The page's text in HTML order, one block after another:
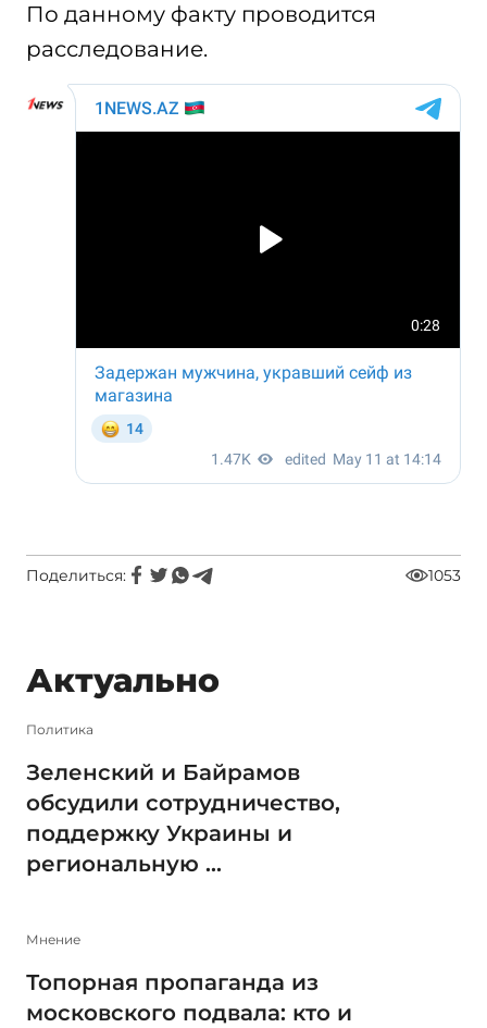
По данному факту проводится
расследование.
Поделиться: 1053
Актуально
Политика
Зеленский и Байрамов
обсудили сотрудничество,
поддержку Украины и
региональную ...
Мнение
Топорная пропаганда из
московского подвала: кто и